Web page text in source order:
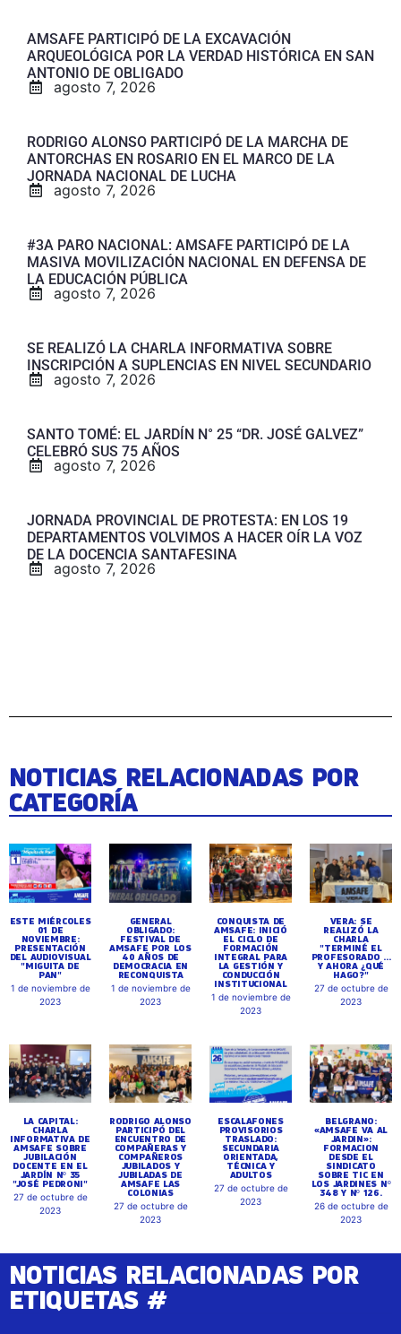
AMSAFE PARTICIPÓ DE LA EXCAVACIÓN
ARQUEOLÓGICA POR LA VERDAD HISTÓRICA EN SAN
ANTONIO DE OBLIGADO
agosto 7, 2026
RODRIGO ALONSO PARTICIPÓ DE LA MARCHA DE
ANTORCHAS EN ROSARIO EN EL MARCO DE LA
JORNADA NACIONAL DE LUCHA
agosto 7, 2026
#3A PARO NACIONAL: AMSAFE PARTICIPÓ DE LA
MASIVA MOVILIZACIÓN NACIONAL EN DEFENSA DE
LA EDUCACIÓN PÚBLICA
agosto 7, 2026
SE REALIZÓ LA CHARLA INFORMATIVA SOBRE
INSCRIPCIÓN A SUPLENCIAS EN NIVEL SECUNDARIO
agosto 7, 2026
SANTO TOMÉ: EL JARDÍN N° 25 “DR. JOSÉ GALVEZ”
CELEBRÓ SUS 75 AÑOS
agosto 7, 2026
JORNADA PROVINCIAL DE PROTESTA: EN LOS 19
DEPARTAMENTOS VOLVIMOS A HACER OÍR LA VOZ
DE LA DOCENCIA SANTAFESINA
agosto 7, 2026
NOTICIAS RELACIONADAS POR
CATEGORÍA
ESTE MIÉRCOLES
01 DE
NOVIEMBRE:
PRESENTACIÓN
DEL AUDIOVISUAL
"MIGUITA DE
PAN"
1 de noviembre de
2023
GENERAL
OBLIGADO:
FESTIVAL DE
AMSAFE POR LOS
40 AÑOS DE
DEMOCRACIA EN
RECONQUISTA
1 de noviembre de
2023
CONQUISTA DE
AMSAFE: INICIÓ
EL CICLO DE
FORMACIÓN
INTEGRAL PARA
LA GESTIÓN Y
CONDUCCIÓN
INSTITUCIONAL
1 de noviembre de
2023
VERA: SE
REALIZÓ LA
CHARLA
"TERMINÉ EL
PROFESORADO ...
Y AHORA ¿QUÉ
HAGO?"
27 de octubre de
2023
LA CAPITAL:
CHARLA
INFORMATIVA DE
AMSAFE SOBRE
JUBILACIÓN
DOCENTE EN EL
JARDÍN Nº 35
"JOSÉ PEDRONI"
27 de octubre de
2023
RODRIGO ALONSO
PARTICIPÓ DEL
ENCUENTRO DE
COMPAÑERAS Y
COMPAÑEROS
JUBILADOS Y
JUBILADAS DE
AMSAFE LAS
COLONIAS
27 de octubre de
2023
ESCALAFONES
PROVISORIOS
TRASLADO:
SECUNDARIA
ORIENTADA,
TÉCNICA Y
ADULTOS
27 de octubre de
2023
BELGRANO:
«AMSAFE VA AL
JARDIN»:
FORMACION
DESDE EL
SINDICATO
SOBRE TIC EN
LOS JARDINES Nº
348 Y Nº 126.
26 de octubre de
2023
NOTICIAS RELACIONADAS POR
ETIQUETAS #